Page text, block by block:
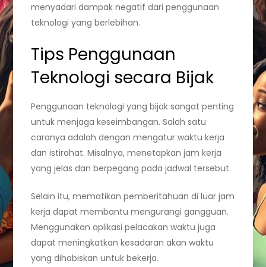
menyadari dampak negatif dari penggunaan
teknologi yang berlebihan.
Tips Penggunaan
Teknologi secara Bijak
Penggunaan teknologi yang bijak sangat penting
untuk menjaga keseimbangan. Salah satu
caranya adalah dengan mengatur waktu kerja
dan istirahat. Misalnya, menetapkan jam kerja
yang jelas dan berpegang pada jadwal tersebut.
Selain itu, mematikan pemberitahuan di luar jam
kerja dapat membantu mengurangi gangguan.
Menggunakan aplikasi pelacakan waktu juga
dapat meningkatkan kesadaran akan waktu
yang dihabiskan untuk bekerja.